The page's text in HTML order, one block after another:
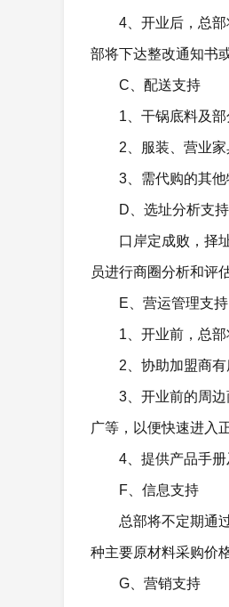
4、开业后，总
部将下达整改通知书
C、配送支持
1、干锅底料及
2、服装、营业
3、需代购的其
D、选址分析支持
口岸定成败，择
员进行商圈分析和评估
E、营运管理支持
1、开业前，总
2、协助加盟商
3、开业前的周
广等，以便快速进入
4、提供产品手
F、信息支持
总部将不定期通
种主要原材料采购价
G、营销支持